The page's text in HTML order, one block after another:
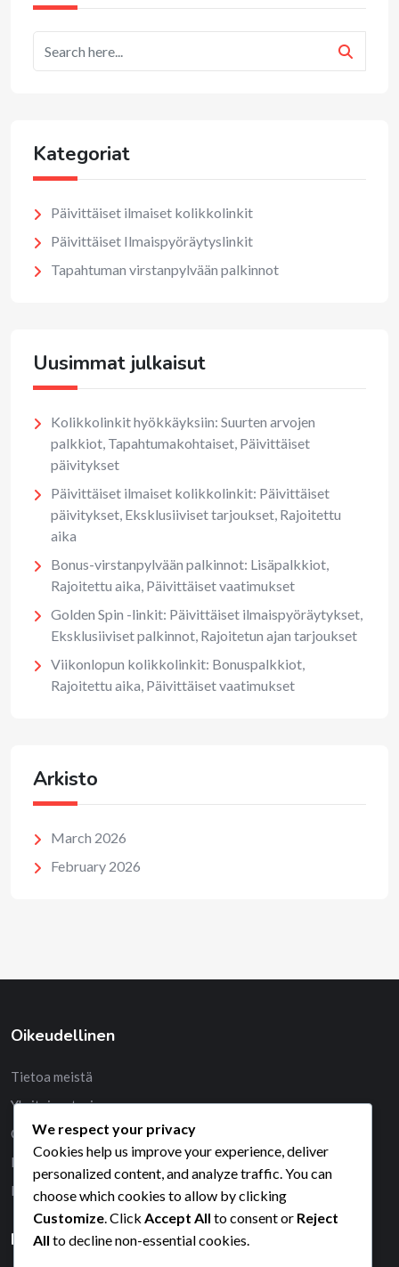
Kategoriat
Päivittäiset ilmaiset kolikkolinkit
Päivittäiset Ilmaispyöräytyslinkit
Tapahtuman virstanpylvään palkinnot
Uusimmat julkaisut
Kolikkolinkit hyökkäyksiin: Suurten arvojen
palkkiot, Tapahtumakohtaiset, Päivittäiset
päivitykset
Päivittäiset ilmaiset kolikkolinkit: Päivittäiset
päivitykset, Eksklusiiviset tarjoukset, Rajoitettu
aika
Bonus-virstanpylvään palkinnot: Lisäpalkkiot,
Rajoitettu aika, Päivittäiset vaatimukset
Golden Spin -linkit: Päivittäiset ilmaispyöräytykset,
Eksklusiiviset palkinnot, Rajoitetun ajan tarjoukset
Viikonlopun kolikkolinkit: Bonuspalkkiot,
Rajoitettu aika, Päivittäiset vaatimukset
Arkisto
March 2026
February 2026
Oikeudellinen
Tietoa meistä
Yksityisyytesi
Ota yhteys
Evästekäytäntö
Palveluehdot
Haku
We respect your privacy
Cookies help us improve your experience, deliver
personalized content, and analyze traffic. You can
choose which cookies to allow by clicking
Customize . Click Accept All to consent or Reject
All to decline non-essential cookies.